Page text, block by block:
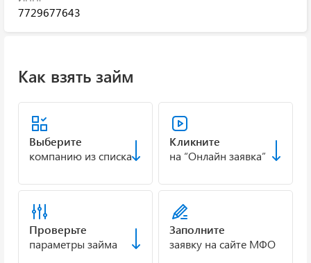
7729677643
Как взять займ
Выберите
компанию из списка
Кликните
на “Онлайн заявка”
Проверьте
параметры займа
Заполните
заявку на сайте МФО